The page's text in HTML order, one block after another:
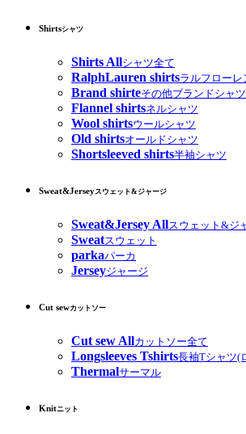
Shirtsシャツ
Shirts Allシャツ全て
RalphLauren shirtsラルフローレ
Brand shirteその他ブランドシャツ
Flannel shirtsネルシャツ
Wool shirtsウールシャツ
Old shirtsオールドシャツ
Shortsleeved shirts半袖シャツ
Sweat&Jerseyスウェット&ジャージ
Sweat&Jersey Allスウェット&ジ
Sweatスウェット
parkaパーカ
Jerseyジャージ
Cut sewカットソー
Cut sew Allカットソー全て
Longsleeves Tshirts長袖Tシャツ(
Thermalサーマル
Knitニット